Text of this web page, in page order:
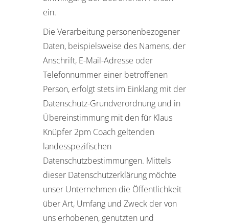
ein.
Die Verarbeitung personenbezogener
Daten, beispielsweise des Namens, der
Anschrift, E-Mail-Adresse oder
Telefonnummer einer betroffenen
Person, erfolgt stets im Einklang mit der
Datenschutz-Grundverordnung und in
Übereinstimmung mit den für Klaus
Knüpfer 2pm Coach geltenden
landesspezifischen
Datenschutzbestimmungen. Mittels
dieser Datenschutzerklärung möchte
unser Unternehmen die Öffentlichkeit
über Art, Umfang und Zweck der von
uns erhobenen, genutzten und